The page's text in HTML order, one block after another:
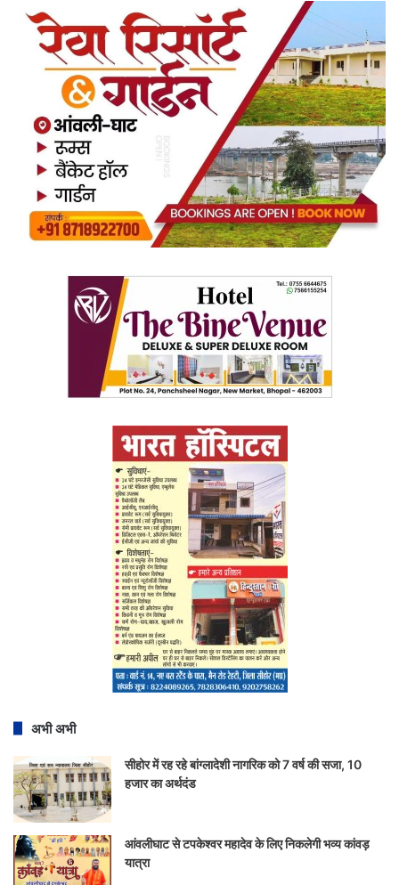
अभी अभी
सीहोर में रह रहे बांग्लादेशी नागरिक को 7 वर्ष की सजा, 10
हजार का अर्थदंड
आंवलीघाट से टपकेश्वर महादेव के लिए निकलेगी भव्य कांवड़
यात्रा